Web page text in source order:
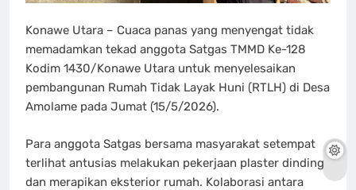
Konawe Utara – Cuaca panas yang menyengat tidak
memadamkan tekad anggota Satgas TMMD Ke-128
Kodim 1430/Konawe Utara untuk menyelesaikan
pembangunan Rumah Tidak Layak Huni (RTLH) di Desa
Amolame pada Jumat (15/5/2026).
Para anggota Satgas bersama masyarakat setempat
terlihat antusias melakukan pekerjaan plaster dinding
dan merapikan eksterior rumah. Kolaborasi antara